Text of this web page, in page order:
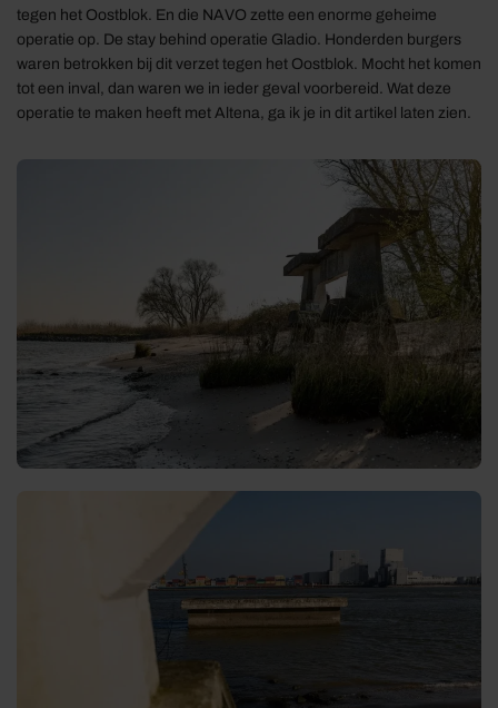
tegen het Oostblok. En die NAVO zette een enorme geheime
operatie op. De stay behind operatie Gladio. Honderden burgers
waren betrokken bij dit verzet tegen het Oostblok. Mocht het komen
tot een inval, dan waren we in ieder geval voorbereid. Wat deze
operatie te maken heeft met Altena, ga ik je in dit artikel laten zien.